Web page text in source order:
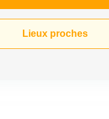
Lieux proches